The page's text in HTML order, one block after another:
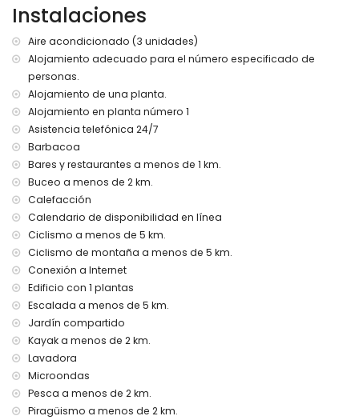
playa más cercana: Playa de la Marineta (a menos de 2
kilómetros del apartamento)
puerto más cercano: Real Club Náutico (a menos de 2
kilómetros del apartamento)
parque más cercano: Parque Ginjoler (a menos de 2
kilómetros del apartamento)
aeropuerto más cercano: Valencia (a menos de 100
kilómetros del apartamento)
segundo aeropuerto más cercano: Alicante (> 100
kilómetros)
por favor consulte si se permiten mascotas
El alojamiento es muy adecuado para familias con niños
del apartamento
internet (WiFi)
aspiradora y plancha con tabla de planchar
ropa de cama y toallas
servicio de recepción y servicio de emergencia 24 horas
calefacción por aire y aire acondicionado
Instalaciones y servicios con coste adicional
servicio de aeropuerto
cama extra y cama/cuna para niños (bajo demanda)
Actividades de entretenimiento y ocio para sus vacaciones
en Denia, Costa Blanca
Instalaciones
Aire acondicionado (3 unidades)
Alojamiento adecuado para el número especificado de
personas.
Alojamiento de una planta.
Alojamiento en planta número 1
Asistencia telefónica 24/7
Barbacoa
Bares y restaurantes a menos de 1 km.
Buceo a menos de 2 km.
Calefacción
Calendario de disponibilidad en línea
Ciclismo a menos de 5 km.
Ciclismo de montaña a menos de 5 km.
Conexión a Internet
Edificio con 1 plantas
Escalada a menos de 5 km.
Jardín compartido
Kayak a menos de 2 km.
Lavadora
Microondas
Pesca a menos de 2 km.
Piragüismo a menos de 2 km.